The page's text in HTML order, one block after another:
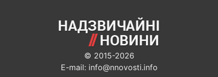
© 2015-2026
E-mail: info@nnovosti.info